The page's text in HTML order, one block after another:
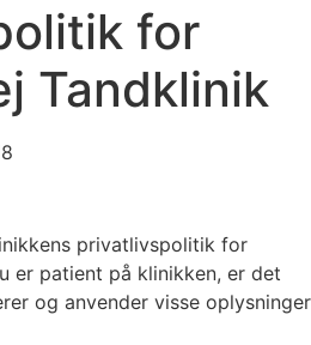
for
Tandklinik
privatlivspolitik for
er patient på klinikken, er det
og anvender visse oplysninger